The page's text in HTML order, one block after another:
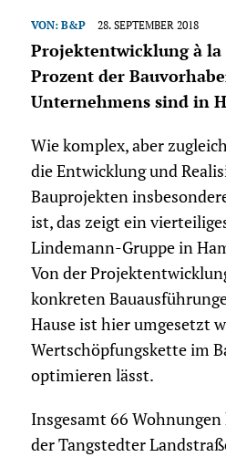
VON: B&P 28. SEPTEMBER 2018
Projektentwicklung à la
Prozent der
Unternehmens sind in
Wie komplex, aber
die Entwicklung und
Bauprojekten
ist, das zeigt ein
Lindemann-Gruppe in
Von der
konkreten
Hause ist hier umgesetzt
Wertschöpfungskette im
optimieren lässt.
Insgesamt 66
der Tangstedter